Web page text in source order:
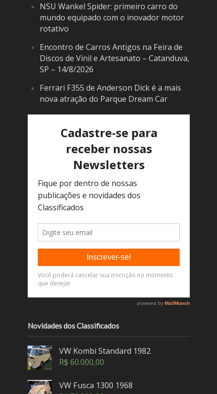
NSU Wankel Spider: primeiro carro do
mundo equipado com o inovador motor
rotativo
Encontro de Carros Antigos na Feira de
Discos de Vinil e Artesanato – Catanduva,
SP – 14/8/2026
Ferrari F355 de Anderson Dick é a mais
nova atração do Parque Dream Car
Novidades dos Classificados
VW Kombi Standard 1982
R$ 60.000,00
VW Fusca 1300 1968